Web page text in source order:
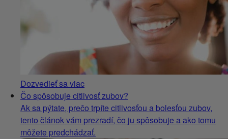
Dozvedieť sa viac
Čo spôsobuje citlivosť zubov?
Ak sa pýtate, prečo trpíte citlivosťou a bolesťou zubov,
tento článok vám prezradí, čo ju spôsobuje a ako tomu
môžete predchádzať.